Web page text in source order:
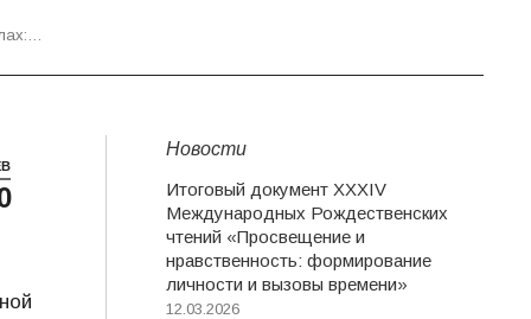
Новости
Итоговый документ XXХIV
Международных Рождественских
чтений «Просвещение и
нравственность: формирование
личности и вызовы времени»
12.03.2026